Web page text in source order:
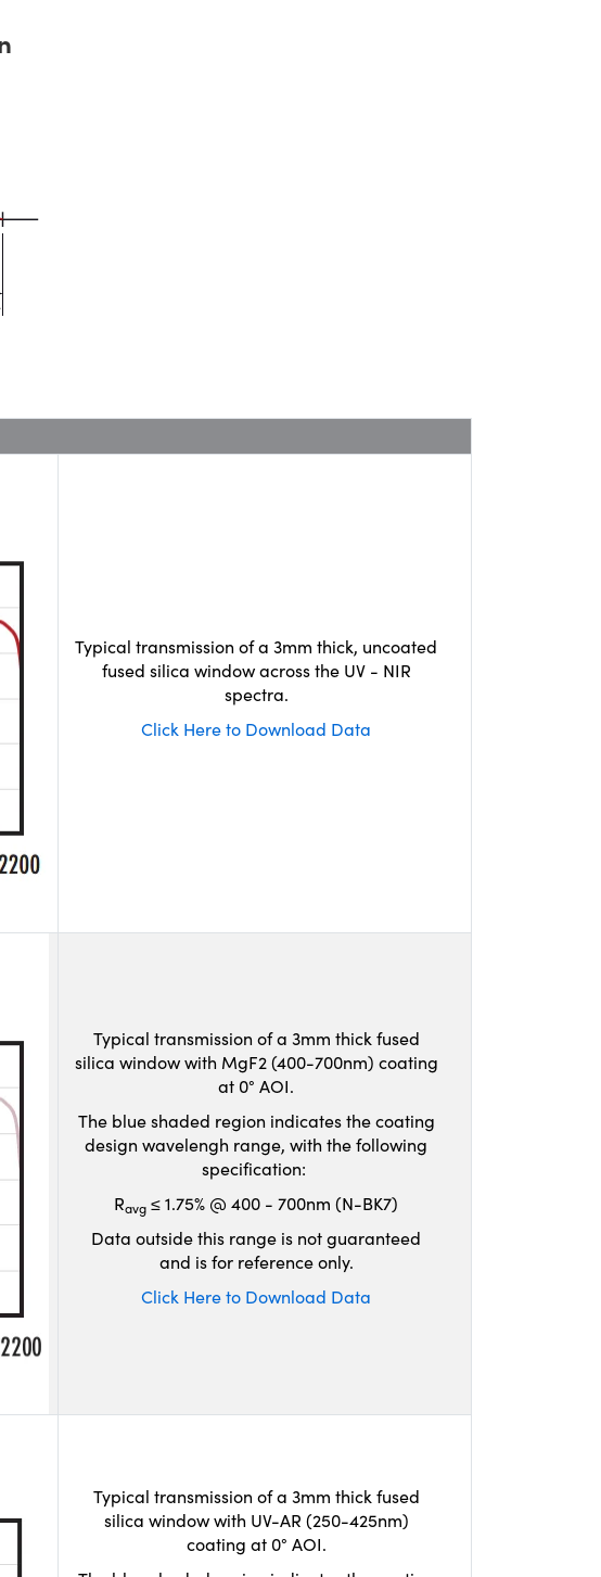
Typical transmission of a 3mm thick, uncoated
fused silica window across the UV - NIR
spectra.
Click Here to Download Data
Typical transmission of a 3mm thick fused
silica window with MgF2 (400-700nm) coating
at 0° AOI.
The blue shaded region indicates the coating
design wavelengh range, with the following
specification:
Ravg ≤ 1.75% @ 400 - 700nm (N-BK7)
Data outside this range is not guaranteed
and is for reference only.
Click Here to Download Data
Typical transmission of a 3mm thick fused
silica window with UV-AR (250-425nm)
coating at 0° AOI.